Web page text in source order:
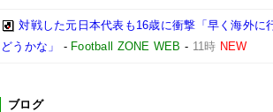
対戦した元日本代表も16歳に衝撃「早く海外に
どうかな」
- Football ZONE WEB - 11時 NEW
ブログ